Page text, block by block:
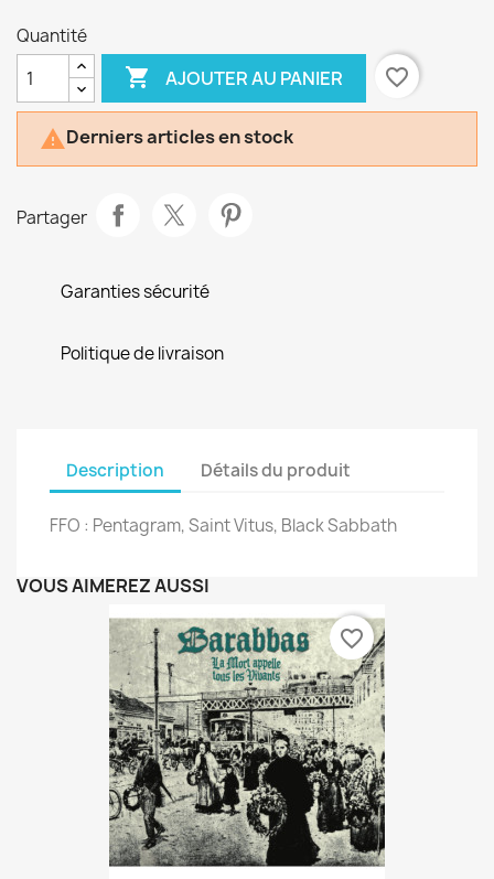
Quantité
 AJOUTER AU PANIER favorite_border
Derniers articles en stock
Partager
Garanties sécurité
Politique de livraison
Description Détails du produit
FFO : Pentagram, Saint Vitus, Black Sabbath
VOUS AIMEREZ AUSSI
favorite_border